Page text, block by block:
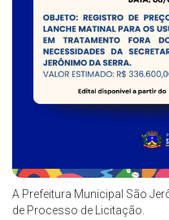
A Prefeitura Municipal São
de Processo de Licitação.